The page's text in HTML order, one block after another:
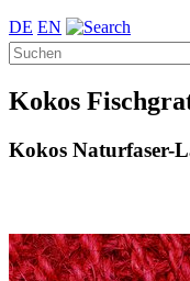
DE EN
Kokos
Kokos Naturfaser-